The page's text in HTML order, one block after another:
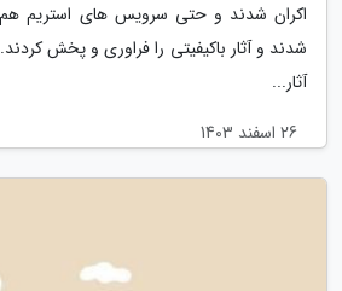
اکران شدند و حتی سرویس های استریم
شدند و آثار باکیفیتی را فراوری و پخش
آثار...
26 اسفند 1403